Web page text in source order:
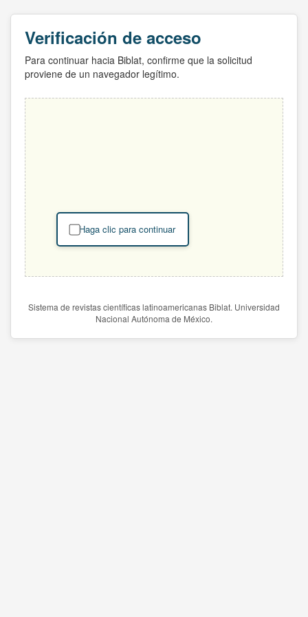
Verificación de acceso
Para continuar hacia Biblat, confirme que la solicitud
proviene de un navegador legítimo.
Haga clic para continuar
Sistema de revistas científicas latinoamericanas Biblat. Universidad
Nacional Autónoma de México.